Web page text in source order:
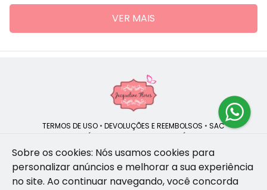
VER MAIS
TERMOS DE USO • DEVOLUÇÕES E REEMBOLSOS • SAC
POLÍTICA DE PRIVACIDADE POLÍTICA DE COOKIES
Jacqueline Flores | CNPJ: 47.335.418/0001-13
Sobre os cookies: Nós usamos cookies para
personalizar anúncios e melhorar a sua experiência
no site. Ao continuar navegando, você concorda